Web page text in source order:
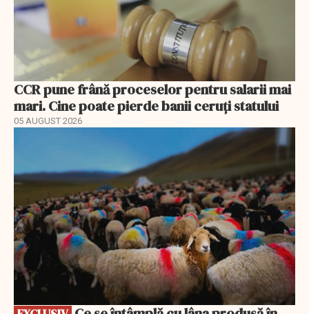
CCR pune frână proceselor pentru salarii mai
mari. Cine poate pierde banii ceruți statului
05 AUGUST 2026